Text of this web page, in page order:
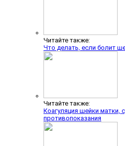
Читайте также:
Что делать, если болит
Читайте также:
Коагуляция шейки
противопоказания